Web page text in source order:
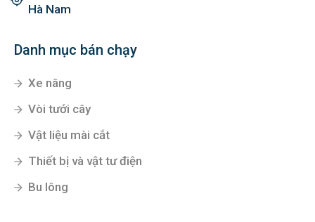
Hà Nam
Danh mục bán chạy
Xe nâng
Vòi tưới cây
Vật liệu mài cắt
Thiết bị và vật tư điện
Bu lông